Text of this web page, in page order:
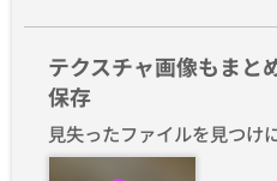
テクスチャ画像もまと
保存
見失ったファイルを見つけ